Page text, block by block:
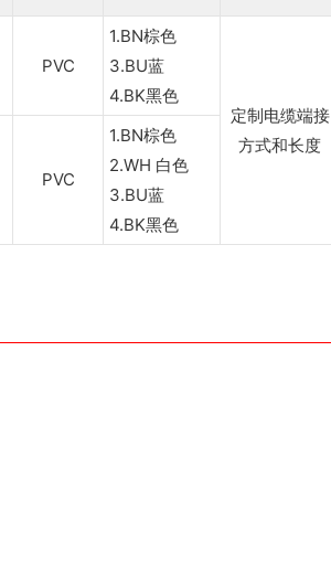
PVC
1.BN棕色
3.BU蓝
4.BK黑色
定制电缆端接
方式和长度
PVC
1.BN棕色
2.WH 白色
3.BU蓝
4.BK黑色